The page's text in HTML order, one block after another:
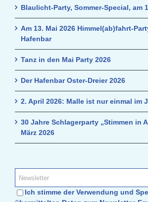
Blaulicht-Party, Sommer-Special, am
Am 13. Mai 2026 Himmel(ab)fahrt-
Hafenbar
Tanz in den Mai Party 2026
Der Hafenbar Oster-Dreier 2026
2. April 2026: Malle ist nur einmal im
30 Jahre Schlagerparty „Stimmen in
März 2026
Ich stimme der Verwendung und